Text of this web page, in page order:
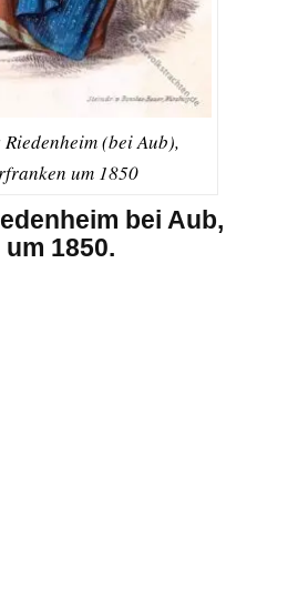
Riedenheim (bei Aub),
um 1850
bei Aub,
1850.